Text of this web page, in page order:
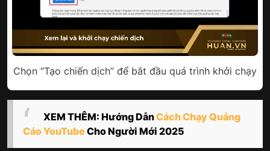
Chọn “Tạo chiến dịch” để bắt đầu quá trình khởi chạy
XEM THÊM: Hướng DẫnCách Chạy Quảng
Cáo YouTube Cho Người Mới 2025